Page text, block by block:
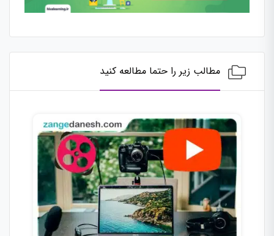
مطالب زیر را حتما مطالعه کنید